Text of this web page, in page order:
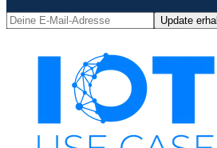
Update